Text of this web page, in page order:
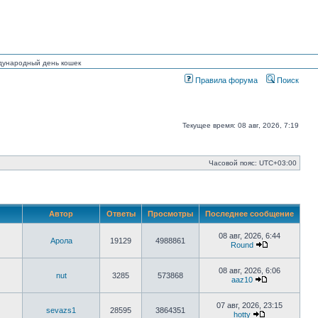
день кошек
Правила форума Поиск
Текущее время: 08 авг, 2026, 7:19
Часовой пояс: UTC+03:00
Автор Ответы Просмотры Последнее сообщение
Арола 19129 4988861
08 авг, 2026, 6:44
Round
к
последнему
nut 3285 573868
08 авг, 2026, 6:06
aaz10
к
последнему
sevazs1 28595 3864351
07 авг, 2026, 23:15
hotty